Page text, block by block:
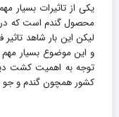
یکی از تاثیرات بسیار
محصول گندم است که در
لیکن این بار شاهد
و این موضوع بسیار
توجه به اهمیت کشت
کشور همچون گندم و